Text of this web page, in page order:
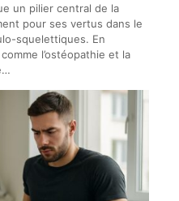
un pilier central de la
pour ses vertus dans le
squelettiques. En
l’ostéopathie et la